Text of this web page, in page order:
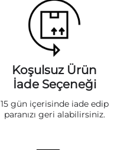
Koşulsuz Ürün
İade Seçeneği
15 gün içerisinde iade edip
paranızı geri alabilirsiniz.